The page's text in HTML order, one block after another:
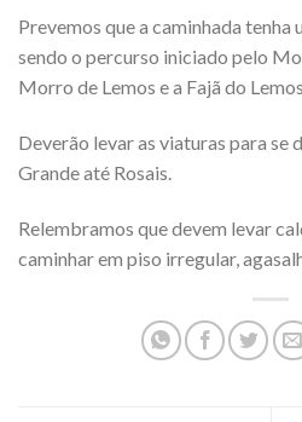
Prevemos que a caminhada tenha
sendo o percurso iniciado pelo
Morro de Lemos e a Fajã do
Deverão levar as viaturas para se
Grande até Rosais.
Relembramos que devem levar
caminhar em piso irregular,